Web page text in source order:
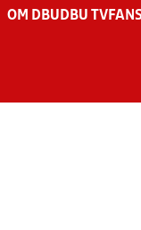
OM DBU DBU TV